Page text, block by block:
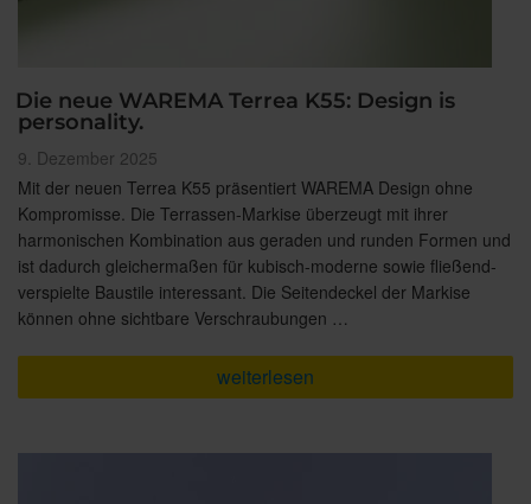
Die neue WAREMA Terrea K55: Design is
personality.
Veröffentlicht
am
9. Dezember 2025
Mit der neuen Terrea K55 präsentiert WAREMA Design ohne
Kompromisse. Die Terrassen-Markise überzeugt mit ihrer
harmonischen Kombination aus geraden und runden Formen und
ist dadurch gleichermaßen für kubisch-moderne sowie fließend-
verspielte Baustile interessant. Die Seitendeckel der Markise
können ohne sichtbare Verschraubungen …
„Die
neue
K55:
weiterlesen